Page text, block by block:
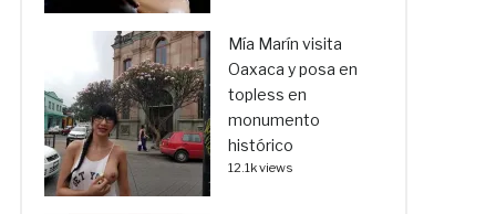
Mía Marín visita
Oaxaca y posa en
topless en
monumento
histórico
12.1k views